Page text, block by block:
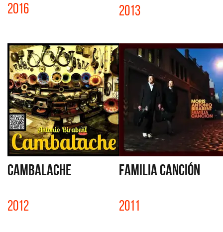
2016 2013
CAMBALACHE
2012
FAMILIA CANCIÓN
2011